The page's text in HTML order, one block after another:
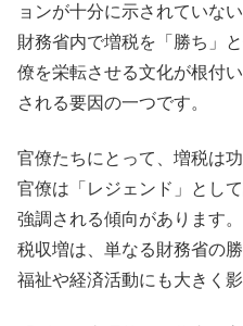
ョンが十分に示されていな
財務省内で増税を「勝ち」
僚を栄転させる文化が根付
される要因の一つです。
官僚たちにとって、増税は
官僚は「レジェンド」とし
強調される傾向があります
税収増は、単なる財務省の
福祉や経済活動にも大きく影